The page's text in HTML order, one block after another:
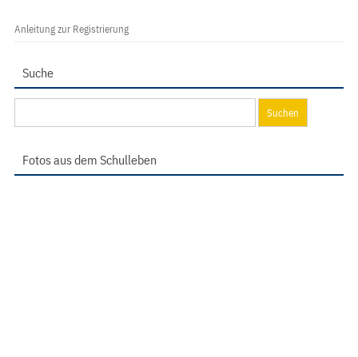
Anleitung zur Registrierung
Suche
nach:
Fotos aus dem Schulleben